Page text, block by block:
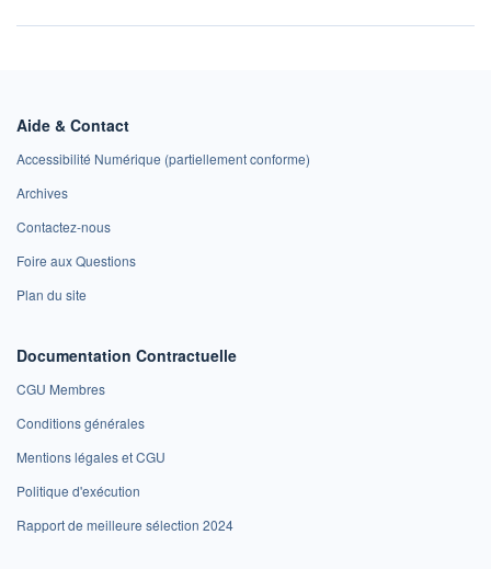
Aide & Contact
Accessibilité Numérique (partiellement conforme)
Archives
Contactez-nous
Foire aux Questions
Plan du site
Documentation Contractuelle
CGU Membres
Conditions générales
Mentions légales et CGU
Politique d'exécution
Rapport de meilleure sélection 2024